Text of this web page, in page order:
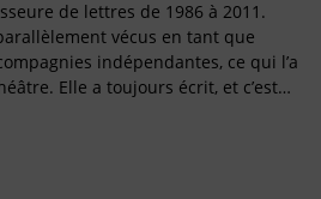
de lettres de 1986 à 2011.
vécus en tant que
indépendantes, ce qui l’a
Elle a toujours écrit, et c’est…